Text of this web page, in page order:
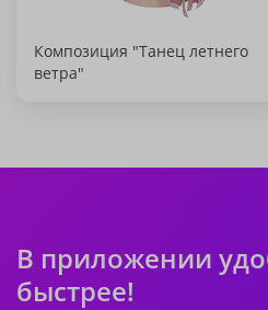
Композиция "Танец летнего
ветра"
В приложении
быстрее!